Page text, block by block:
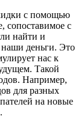
с помощью
сопоставимое с
найти и
наши деньги. Это
нас к
Такой
Например,
для разных
на новые